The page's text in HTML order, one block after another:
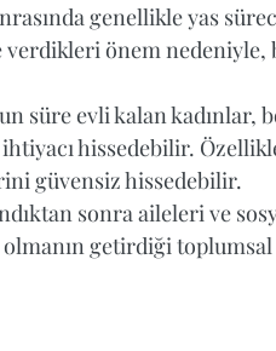
genellikle yas
önem nedeniyle,
süre evli kalan kadınlar,
hissedebilir.
güvensiz hissedebilir.
sonra aileleri ve
getirdiği